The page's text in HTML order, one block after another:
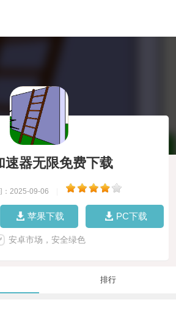
速器无限免费下载
：2025-09-06
苹果下载 PC下载
安卓市场，安全绿色
排行